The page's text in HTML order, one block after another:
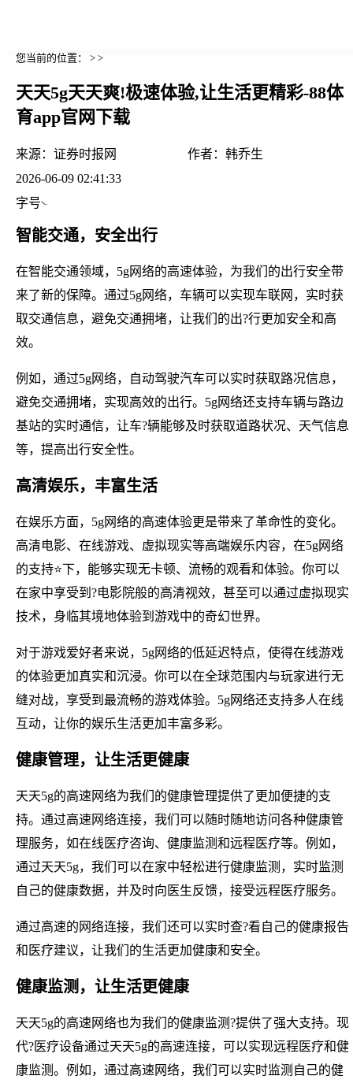
您当前的位置： > >
天天5g天天爽!极速体验,让生活更精彩-88体
育app官网下载
来源： 证券时报网 作者： 韩乔生
2026-06-09 02:41:33
字号
智能交通，安全出行
在智能交通领域，5g网络的高速体验，为我们的出行安全带
来了新的保障。通过5g网络，车辆可以实现车联网，实时获
取交通信息，避免交通拥堵，让我们的出?行更加安全和高
效。
例如，通过5g网络，自动驾驶汽车可以实时获取路况信息，
避免交通拥堵，实现高效的出行。5g网络还支持车辆与路边
基站的实时通信，让车?辆能够及时获取道路状况、天气信息
等，提高出行安全性。
高清娱乐，丰富生活
在娱乐方面，5g网络的高速体验更是带来了革命性的变化。
高清电影、在线游戏、虚拟现实等高端娱乐内容，在5g网络
的支持⭐下，能够实现无卡顿、流畅的观看和体验。你可以
在家中享受到?电影院般的高清视效，甚至可以通过虚拟现实
技术，身临其境地体验到游戏中的奇幻世界。
对于游戏爱好者来说，5g网络的低延迟特点，使得在线游戏
的体验更加真实和沉浸。你可以在全球范围内与玩家进行无
缝对战，享受到最流畅的游戏体验。5g网络还支持多人在线
互动，让你的娱乐生活更加丰富多彩。
健康管理，让生活更健康
天天5g的高速网络为我们的健康管理提供了更加便捷的支
持。通过高速网络连接，我们可以随时随地访问各种健康管
理服务，如在线医疗咨询、健康监测和远程医疗等。例如，
通过天天5g，我们可以在家中轻松进行健康监测，实时监测
自己的健康数据，并及时向医生反馈，接受远程医疗服务。
通过高速的网络连接，我们还可以实时查?看自己的健康报告
和医疗建议，让我们的生活更加健康和安全。
健康监测，让生活更健康
天天5g的高速网络也为我们的健康监测?提供了强大支持。现
代?医疗设备通过天天5g的高速连接，可以实现远程医疗和健
康监测。例如，通过高速网络，我们可以实时监测自己的健